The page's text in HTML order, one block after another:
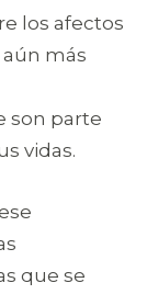
los afectos
más
son parte
vidas.
que se